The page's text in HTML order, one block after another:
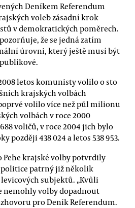
Deníkem Referendum
voleb zásadní krok
v demokratických poměrech.
že se jedná zatím
úrovni, který ještě musí být
letos komunisty volilo o sto
krajských volbách
volilo více než půl milionu
volbách v roce 2000
voličů, v roce 2004 jich bylo
později 438 024 a letos 538 953.
Pehe krajské volby potvrdily
politice patrný již několik
subjektů. „Kvůli
nemohly volby dopadnout
pro Deník Referendum.